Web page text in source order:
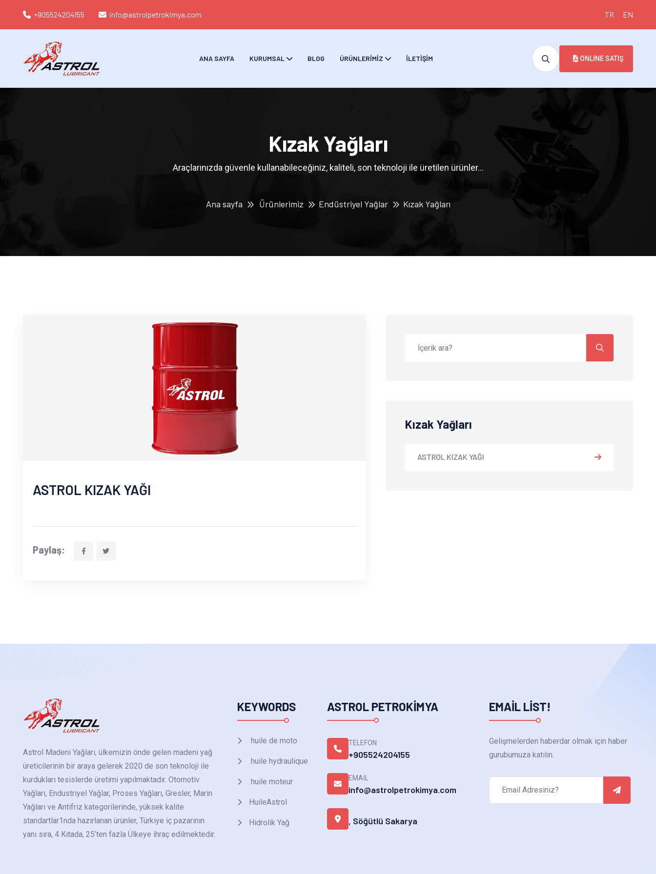
+905524204155 info@astrolpetrokimya.com TR EN
ANA SAYFA KURUMSAL BLOG ÜRÜNLERIMIZ İLETIŞIM ONLINE SATIŞ
Kızak Yağları
Araçlarınızda güvenle kullanabileceğiniz, kaliteli, son teknoloji ile üretilen ürünler...
Ana sayfa Ürünlerimiz Endüstriyel Yağlar Kızak Yağları
ASTROL KIZAK YAĞI
Paylaş:
Kızak Yağları
ASTROL KIZAK YAĞI
Astrol Madeni Yağları, ülkemizin önde gelen madeni yağ
üreticilerinin bir araya gelerek 2020 de son teknoloji ile
kurdukları tesislerde üretimi yapılmaktadır. Otomotiv
Yağları, Endustriyel Yağlar, Proses Yağları, Gresler, Marin
Yağları ve Antifriz kategorilerinde, yüksek kalite
standartlar1nda hazırlanan ürünler, Türkiye iç pazarının
yanı sıra, 4 Kıtada, 25’ten fazla Ülkeye ihraç edilmektedir.
KEYWORDS
huile de moto
huile hydraulique
huile moteur
HuileAstrol
Hidrolik Yağ
ASTROL PETROKIMYA
TELEFON
+905524204155
EMAIL
info@astrolpetrokimya.com
, Söğütlü Sakarya
EMAIL LIST!
Gelişmelerden haberdar olmak için haber
gurubumuza katılın.